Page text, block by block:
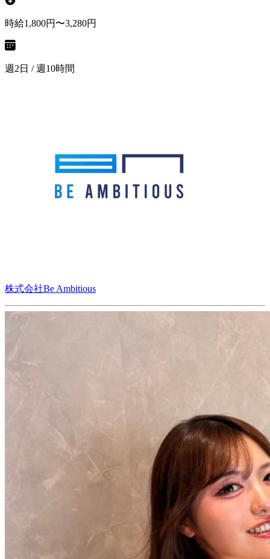
時給1,800円〜3,280円
週2日 / 週10時間
株式会社Be Ambitious